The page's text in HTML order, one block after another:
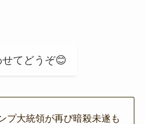
てどうぞ😊
プ大統領が再び暗殺未遂も